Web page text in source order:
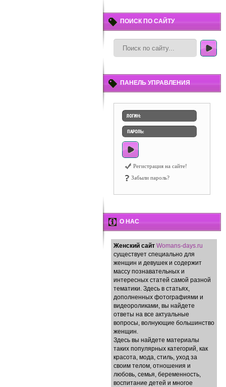
ПОИСК ПО САЙТУ
ПАНЕЛЬ УПРАВЛЕНИЯ
Регистрация на сайте!
Забыли пароль?
О НАС
Женский сайт Womans-days.ru
существует специально для
женщин и девушек и содержит
массу познавательных и
интересных статей самой разной
тематики. Здесь в статьях,
дополненных фотографиями и
видеороликами, вы найдете
ответы на все актуальные
вопросы, волнующие большинство
женщин.
Здесь вы найдете материалы
таких популярных категорий, как
красота, мода, стиль, уход за
своим телом, отношения и
любовь, семья, беременность,
воспитание детей и многое